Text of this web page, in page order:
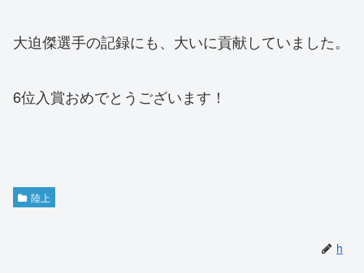
大迫傑選手の記録にも、大いに貢献していました。
6位入賞おめでとうございます！
陸上
h